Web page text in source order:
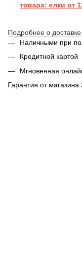
товара: елки от
Подробнее о доставке
Наличными при
Кредитной картой
Мгновенная
Гарантия от магазина